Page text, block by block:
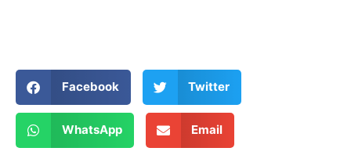
Facebook Twitter
WhatsApp Email